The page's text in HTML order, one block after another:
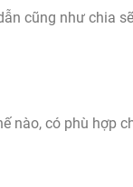
cũng như chia sẽ
nào, có phù hợp